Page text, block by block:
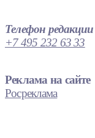
Телефон редакции
+7 495 232 63 33
Реклама на сайте
Росреклама